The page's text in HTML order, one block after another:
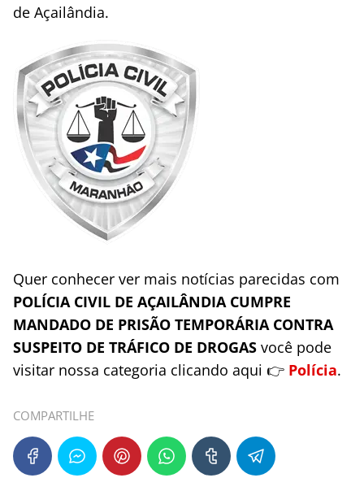
de Açailândia.
Quer conhecer ver mais notícias parecidas com
POLÍCIA CIVIL DE AÇAILÂNDIA CUMPRE
MANDADO DE PRISÃO TEMPORÁRIA CONTRA
SUSPEITO DE TRÁFICO DE DROGAS você pode
visitar nossa categoria clicando aqui 👉 Polícia.
COMPARTILHE